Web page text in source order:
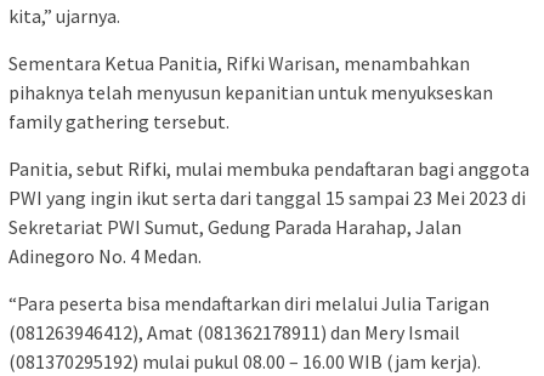
kita,” ujarnya.
Sementara Ketua Panitia, Rifki Warisan, menambahkan
pihaknya telah menyusun kepanitian untuk menyukseskan
family gathering tersebut.
Panitia, sebut Rifki, mulai membuka pendaftaran bagi anggota
PWI yang ingin ikut serta dari tanggal 15 sampai 23 Mei 2023 di
Sekretariat PWI Sumut, Gedung Parada Harahap, Jalan
Adinegoro No. 4 Medan.
“Para peserta bisa mendaftarkan diri melalui Julia Tarigan
(081263946412), Amat (081362178911) dan Mery Ismail
(081370295192) mulai pukul 08.00 – 16.00 WIB (jam kerja).